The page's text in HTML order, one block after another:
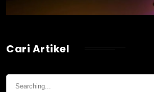
Cari Artikel